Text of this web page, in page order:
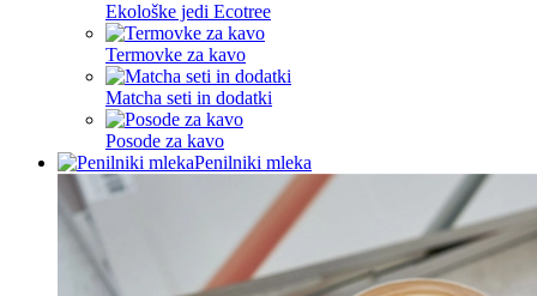
Ekološke jedi Ecotree
Termovke za kavo
Matcha seti in dodatki
Posode za kavo
Penilniki mleka